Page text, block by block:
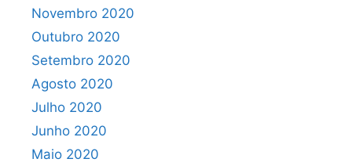
Novembro 2020
Outubro 2020
Setembro 2020
Agosto 2020
Julho 2020
Junho 2020
Maio 2020